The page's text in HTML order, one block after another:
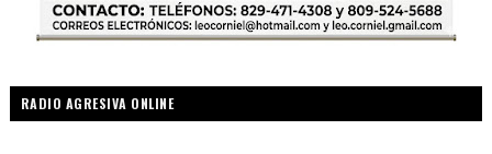
RADIO AGRESIVA ONLINE